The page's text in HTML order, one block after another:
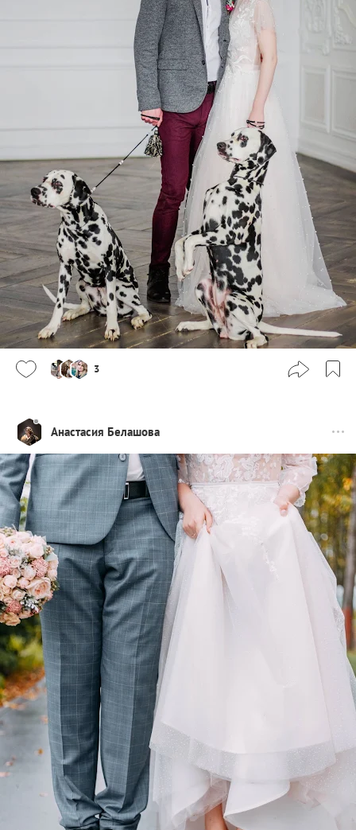
3
Анастасия Белашова